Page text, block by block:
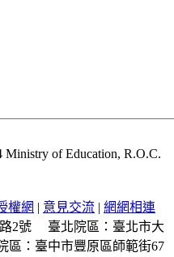
of Education, R.O.C.
權網 | 意見交流 | 網網相連
2號
臺北院區：臺北市大
區：臺中市豐原區師範街67